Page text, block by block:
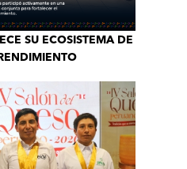
SU ECOSISTEMA DE